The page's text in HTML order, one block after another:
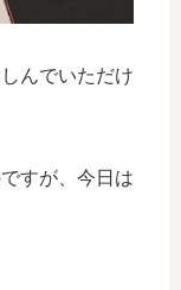
んでいただけ
すが、今日は